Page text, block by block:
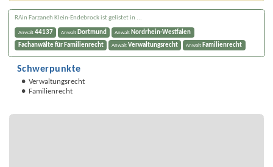
RAin Farzaneh Klein-Endebrock ist gelistet in ...
Anwalt 44137 Anwalt Dortmund Anwalt Nordrhein-Westfalen
Fachanwälte für Familienrecht
Anwalt Verwaltungsrecht Anwalt Familienrecht
Schwerpunkte
Verwaltungsrecht
Familienrecht